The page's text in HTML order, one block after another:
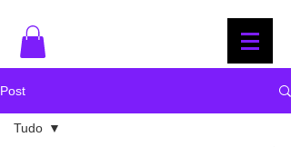
Post
Tudo